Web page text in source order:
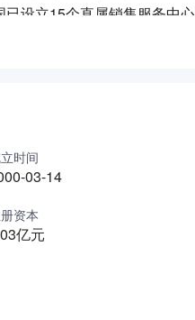
设立15个直属销售服务中
时间
03-14
资本
亿元